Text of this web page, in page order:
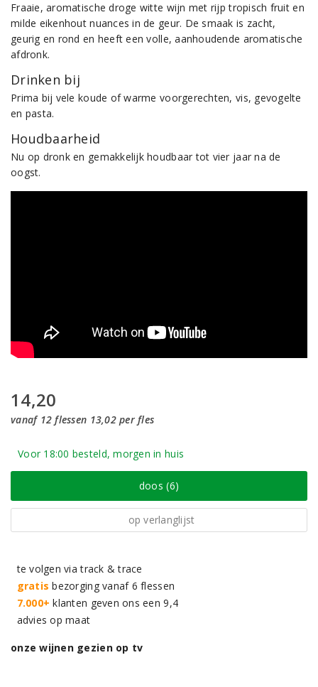
Fraaie, aromatische droge witte wijn met rijp tropisch fruit en
milde eikenhout nuances in de geur. De smaak is zacht,
geurig en rond en heeft een volle, aanhoudende aromatische
afdronk.
Drinken bij
Prima bij vele koude of warme voorgerechten, vis, gevogelte
en pasta.
Houdbaarheid
Nu op dronk en gemakkelijk houdbaar tot vier jaar na de
oogst.
14,20
vanaf 12 flessen 13,02 per fles
Voor 18:00 besteld, morgen in huis
doos (6)
op verlanglijst
te volgen via track & trace
gratis bezorging vanaf 6 flessen
7.000+ klanten geven ons een 9,4
advies op maat
onze wijnen gezien op tv